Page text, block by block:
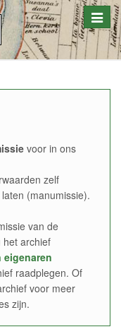
Toggle
voor in ons
zelf
(manumissie).
van de
het archief
eigenaren
raadplegen. Of
voor meer
zijn.